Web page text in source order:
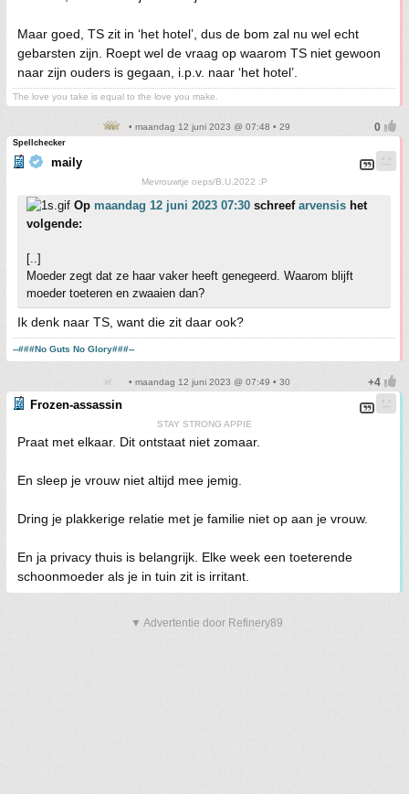
Maar goed, TS zit in ‘het hotel’, dus de bom zal nu wel echt
gebarsten zijn. Roept wel de vraag op waarom TS niet gewoon
naar zijn ouders is gegaan, i.p.v. naar ‘het hotel’.
The love you take is equal to the love you make.
• maandag 12 juni 2023 @ 07:48 • 29
Spellchecker
maily
Mevrouwtje oeps/B.U.2022 :P
Op maandag 12 juni 2023 07:30 schreef arvensis het
volgende:
[..]
Moeder zegt dat ze haar vaker heeft genegeerd. Waarom blijft
moeder toeteren en zwaaien dan?
Ik denk naar TS, want die zit daar ook?
--###No Guts No Glory###--
• maandag 12 juni 2023 @ 07:49 • 30
Frozen-assassin
STAY STRONG APPIE
Praat met elkaar. Dit ontstaat niet zomaar.
En sleep je vrouw niet altijd mee jemig.
Dring je plakkerige relatie met je familie niet op aan je vrouw.
En ja privacy thuis is belangrijk. Elke week een toeterende
schoonmoeder als je in tuin zit is irritant.
▼ Advertentie door Refinery89